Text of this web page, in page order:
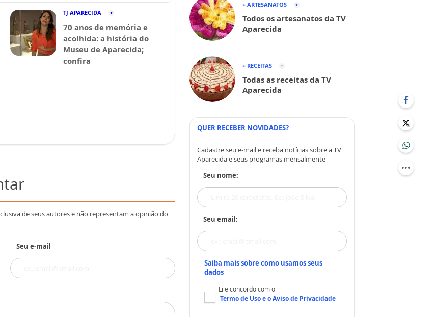
TJ APARECIDA
70 anos de memória e
acolhida: a história do
Museu de Aparecida;
confira
de seus autores e não representam a opinião do
Seu e-mail
+ ARTESANATOS
Todos os artesanatos da TV
Aparecida
+ RECEITAS
Todas as receitas da TV
Aparecida
QUER RECEBER NOVIDADES?
Cadastre seu e-mail e receba notícias sobre a TV
Aparecida e seus programas mensalmente
Seu nome:
Seu email:
Saiba mais sobre como usamos seus
dados
Li e concordo com o
Termo de Usoe oAviso de Privacidade